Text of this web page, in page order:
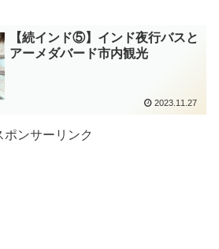
【続インド⑤】インド夜行バスと
アーメダバード市内観光
2023.11.27
ポンサーリンク